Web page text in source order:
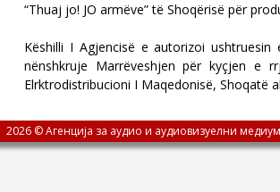
“Thuaj jo! JO armëve” të Shoqërisë për
Këshilli I Agjencisë e autorizoi
nënshkruje Marrëveshjen për kyçjen e
Elrktrodistribucioni I Maqedonisë, Shoqatë
2026 © Агенција за аудио и аудиовизуелни